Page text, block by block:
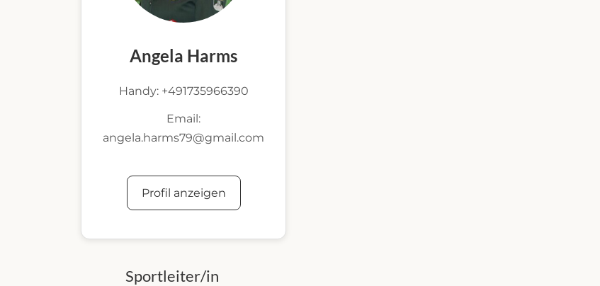
Angela Harms
Handy: +491735966390
Email:
angela.harms79@gmail.com
Profil anzeigen
Sportleiter/in